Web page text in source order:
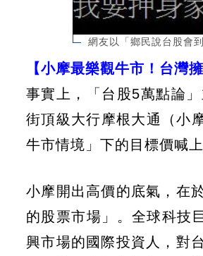
網友以「鄉民說台股會
【小摩最樂觀牛市！台灣
事實上，「台股5萬點論
街頂級大行摩根大通（小
牛市情境」下的目標價喊
小摩開出高價的底氣，在
的股票市場」。全球科技
興市場的國際投資人，對